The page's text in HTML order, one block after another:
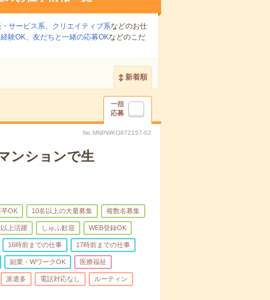
サービス系、 クリエイティブ系などのお仕
験OK、 友だちと一緒の応募OKなどのこだ
新着順
一括
応募
No.MNPWKO872157-02
ンションで生
卒OK 10名以上の大量募集 複数名募集
上活躍 しゅふ歓迎 WEB登録OK
16時前までの仕事 17時前までの仕事
副業・WワークOK 医療福祉
派遣多 電話対応なし ルーティン